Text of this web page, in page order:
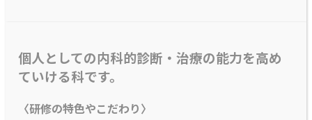
個人としての内科的診断・治療の能力を高め
ていける科です。
〈研修の特色やこだわり〉